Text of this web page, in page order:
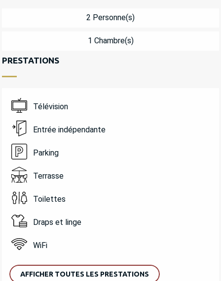
2 Personne(s)
1 Chambre(s)
PRESTATIONS
Télévision
Entrée indépendante
Parking
Terrasse
Toilettes
Draps et linge
WiFi
AFFICHER TOUTES LES PRESTATIONS